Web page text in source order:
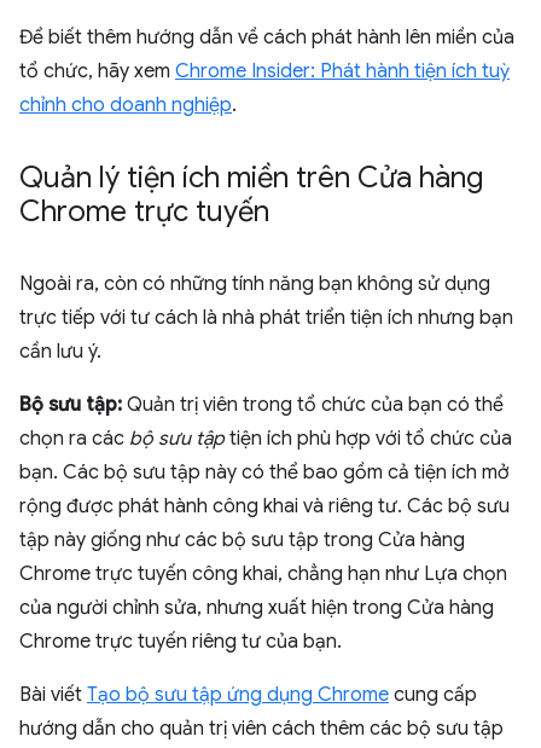
Để biết thêm hướng dẫn về cách phát hành lên miền của
tổ chức, hãy xem Chrome Insider: Phát hành tiện ích tuỳ
chỉnh cho doanh nghiệp.
Quản lý tiện ích miền trên Cửa hàng
Chrome trực tuyến
Ngoài ra, còn có những tính năng bạn không sử dụng
trực tiếp với tư cách là nhà phát triển tiện ích nhưng bạn
cần lưu ý.
Bộ sưu tập: Quản trị viên trong tổ chức của bạn có thể
chọn ra các bộ sưu tậptiện ích phù hợp với tổ chức của
bạn. Các bộ sưu tập này có thể bao gồm cả tiện ích mở
rộng được phát hành công khai và riêng tư. Các bộ sưu
tập này giống như các bộ sưu tập trong Cửa hàng
Chrome trực tuyến công khai, chẳng hạn như Lựa chọn
của người chỉnh sửa, nhưng xuất hiện trong Cửa hàng
Chrome trực tuyến riêng tư của bạn.
Bài viết Tạo bộ sưu tập ứng dụng Chrome cung cấp
hướng dẫn cho quản trị viên cách thêm các bộ sưu tập